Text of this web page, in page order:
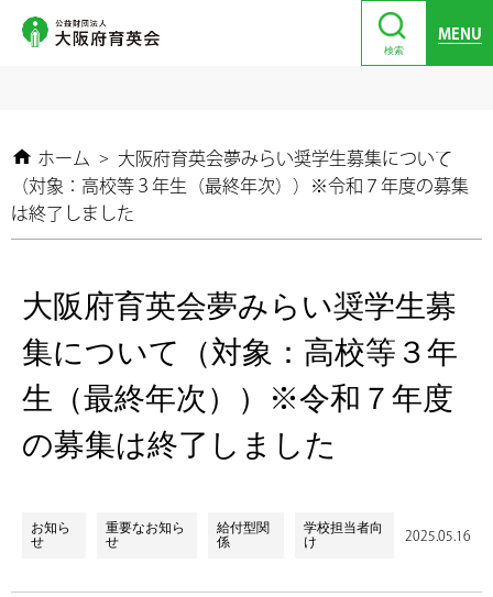
検索
MENU
ホーム > 大阪府育英会夢みらい奨学生募集について
（対象：高校等３年生（最終年次））※令和７年度の募集
は終了しました
大阪府育英会夢みらい奨学生募
集について（対象：高校等３年
生（最終年次））※令和７年度
の募集は終了しました
お知ら
せ
重要なお知ら
せ
給付型関
係
学校担当者向
け
2025.05.16